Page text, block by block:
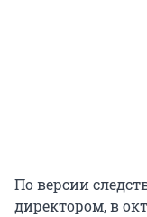
По версии
директором, в